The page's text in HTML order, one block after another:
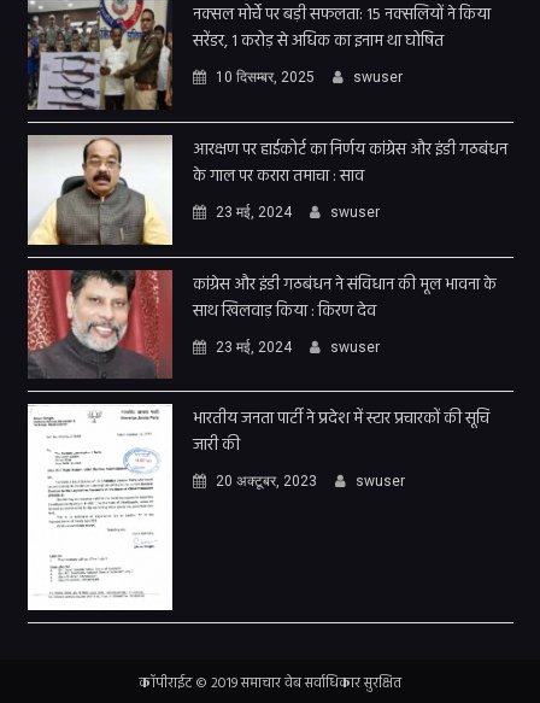
नक्सल मोर्चे पर बड़ी सफलता: 15 नक्सलियों ने किया
सरेंडर, 1 करोड़ से अधिक का इनाम था घोषित
10 दिसम्बर, 2025 swuser
आरक्षण पर हाईकोर्ट का निर्णय कांग्रेस और इंडी गठबंधन
के गाल पर करारा तमाचा : साव
23 मई, 2024 swuser
कांग्रेस और इंडी गठबंधन ने संविधान की मूल भावना के
साथ खिलवाड़ किया : किरण देव
23 मई, 2024 swuser
भारतीय जनता पार्टी ने प्रदेश में स्टार प्रचारकों की सूचि
जारी की
20 अक्टूबर, 2023 swuser
कॉपीराईट © 2019 समाचार वेब सर्वाधिकार सुरक्षित